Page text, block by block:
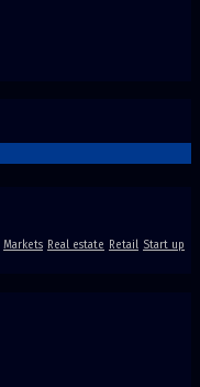
Markets Real estate Retail Start up